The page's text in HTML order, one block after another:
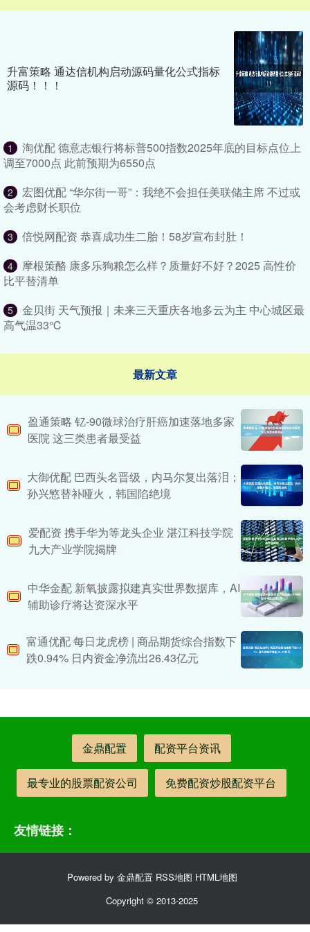
升富策略 通达信机构启动源码量化公式指标
源码！！！
1
淘优配 德意志银行将标普500指数2025年底的目标点位上
调至7000点 此前预期为6550点
2
宏图优配 “华尔街一哥”：我绝不会担任美联储主席 不过或
会考虑财长职位
3 倍悦网配资 恭喜成功生二胎！58岁宣布封肚！
4
摩根策酪 康多乐狗粮怎么样？质量好不好？2025 高性价
比平替清单
5
金贝街 天气预报｜未来三天重庆各地多云为主 中心城区最
高气温33℃
最新文章
盈通策略 钇-90微球治疗肝癌加速落地多家
医院 这三类患者最受益
大御优配 巴西头名晋级，内马尔复出落泪；
孙兴慜替补哑火，韩国陷绝境
爱配资 携手华为等龙头企业 湛江科技学院
九大产业学院揭牌
中华金配 新氧披露拟建真实世界数据库，AI
辅助诊疗将达资深水平
富通优配 每日龙虎榜 | 商品期货综合指数下
跌0.94% 日内资金净流出26.43亿元
金鼎配置 配资平台资讯
最专业的股票配资公司 免费配资炒股配资平台
友情链接：
Powered by 金鼎配置 RSS地图 HTML地图
Copyright © 2013-2025